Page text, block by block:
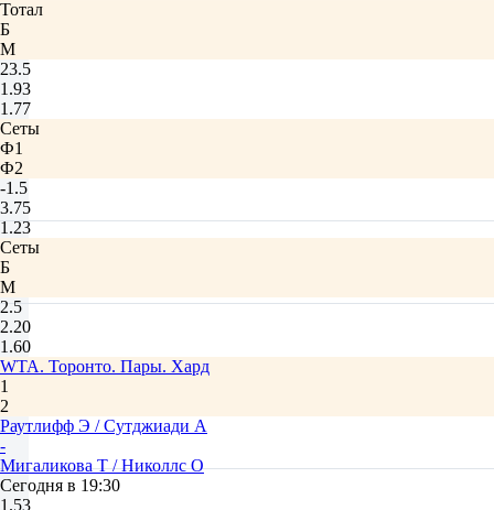
Тотал
Б
М
23.5
1.93
1.77
Сеты
Ф1
Ф2
-1.5
3.75
1.23
Сеты
Б
М
2.5
2.20
1.60
WTA. Торонто. Пары. Хард
1
2
Раутлифф Э / Сутджиади А
-
Мигаликова Т / Николлс О
Сегодня в 19:30
1.53